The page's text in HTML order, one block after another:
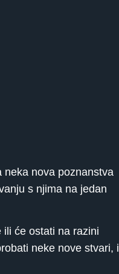
nova poznanstva
s njima na jedan
će ostati na razini
neke nove stvari, i